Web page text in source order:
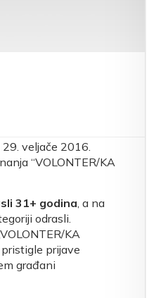
veljače 2016.
“VOLONTER/KA
31+ godina, a na
odrasli.
KA
prijave
građani